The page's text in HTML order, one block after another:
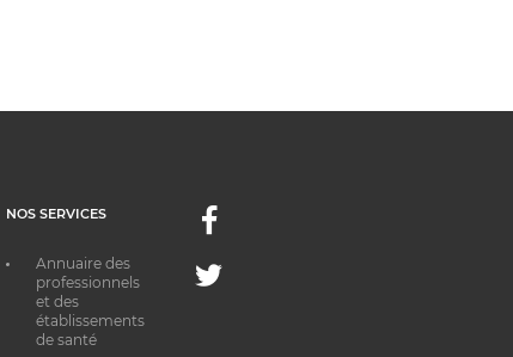
NOS SERVICES
Annuaire des
professionnels
et des
établissements
de santé
Facebook
Twitter